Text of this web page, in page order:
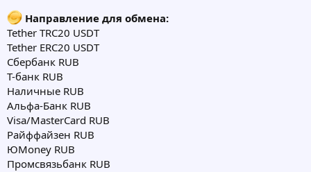
Направление для обмена:
Tether TRC20 USDT
Tether ERC20 USDT
Сбербанк RUB
Т-банк RUB
Наличные RUB
Альфа-Банк RUB
Visa/MasterCard RUB
Райффайзен RUB
ЮMoney RUB
Промсвязьбанк RUB